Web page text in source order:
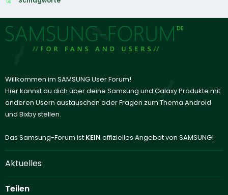
Willkommen im SAMSUNG User Forum!
Hier kannst du dich über deine Samsung und Galaxy Produkte mit
anderen Usern austauschen oder Fragen zum Thema Android
und Bixby stellen.
Das Samsung-Forum ist KEIN offizielles Angebot von SAMSUNG!
Aktuelles
Teilen